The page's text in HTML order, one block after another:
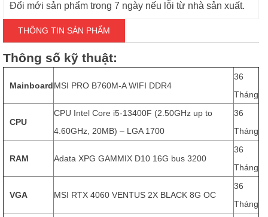
Đổi mới sản phẩm trong 7 ngày nếu lỗi từ nhà sản xuất.
THÔNG TIN SẢN PHẨM
Thông số kỹ thuật:
MainboardMSI PRO B760M-A WIFI DDR4
36
Tháng
CPU
CPU Intel Core i5-13400F (2.50GHz up to
4.60GHz, 20MB) – LGA 1700
36
Tháng
RAM Adata XPG GAMMIX D10 16G bus 3200
36
Tháng
VGA MSI RTX 4060 VENTUS 2X BLACK 8G OC
36
Tháng